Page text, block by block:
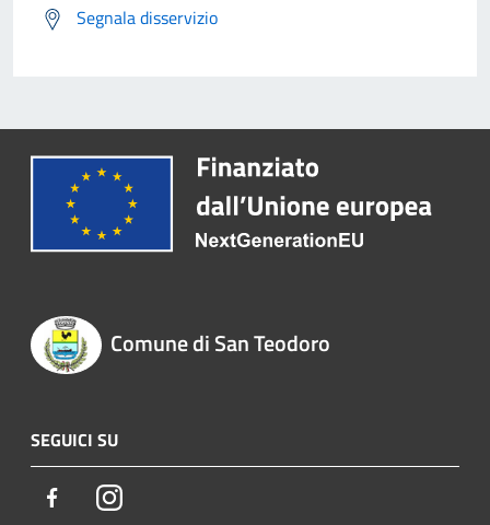
Segnala disservizio
Comune di San Teodoro
SEGUICI SU
FacebookInstagram